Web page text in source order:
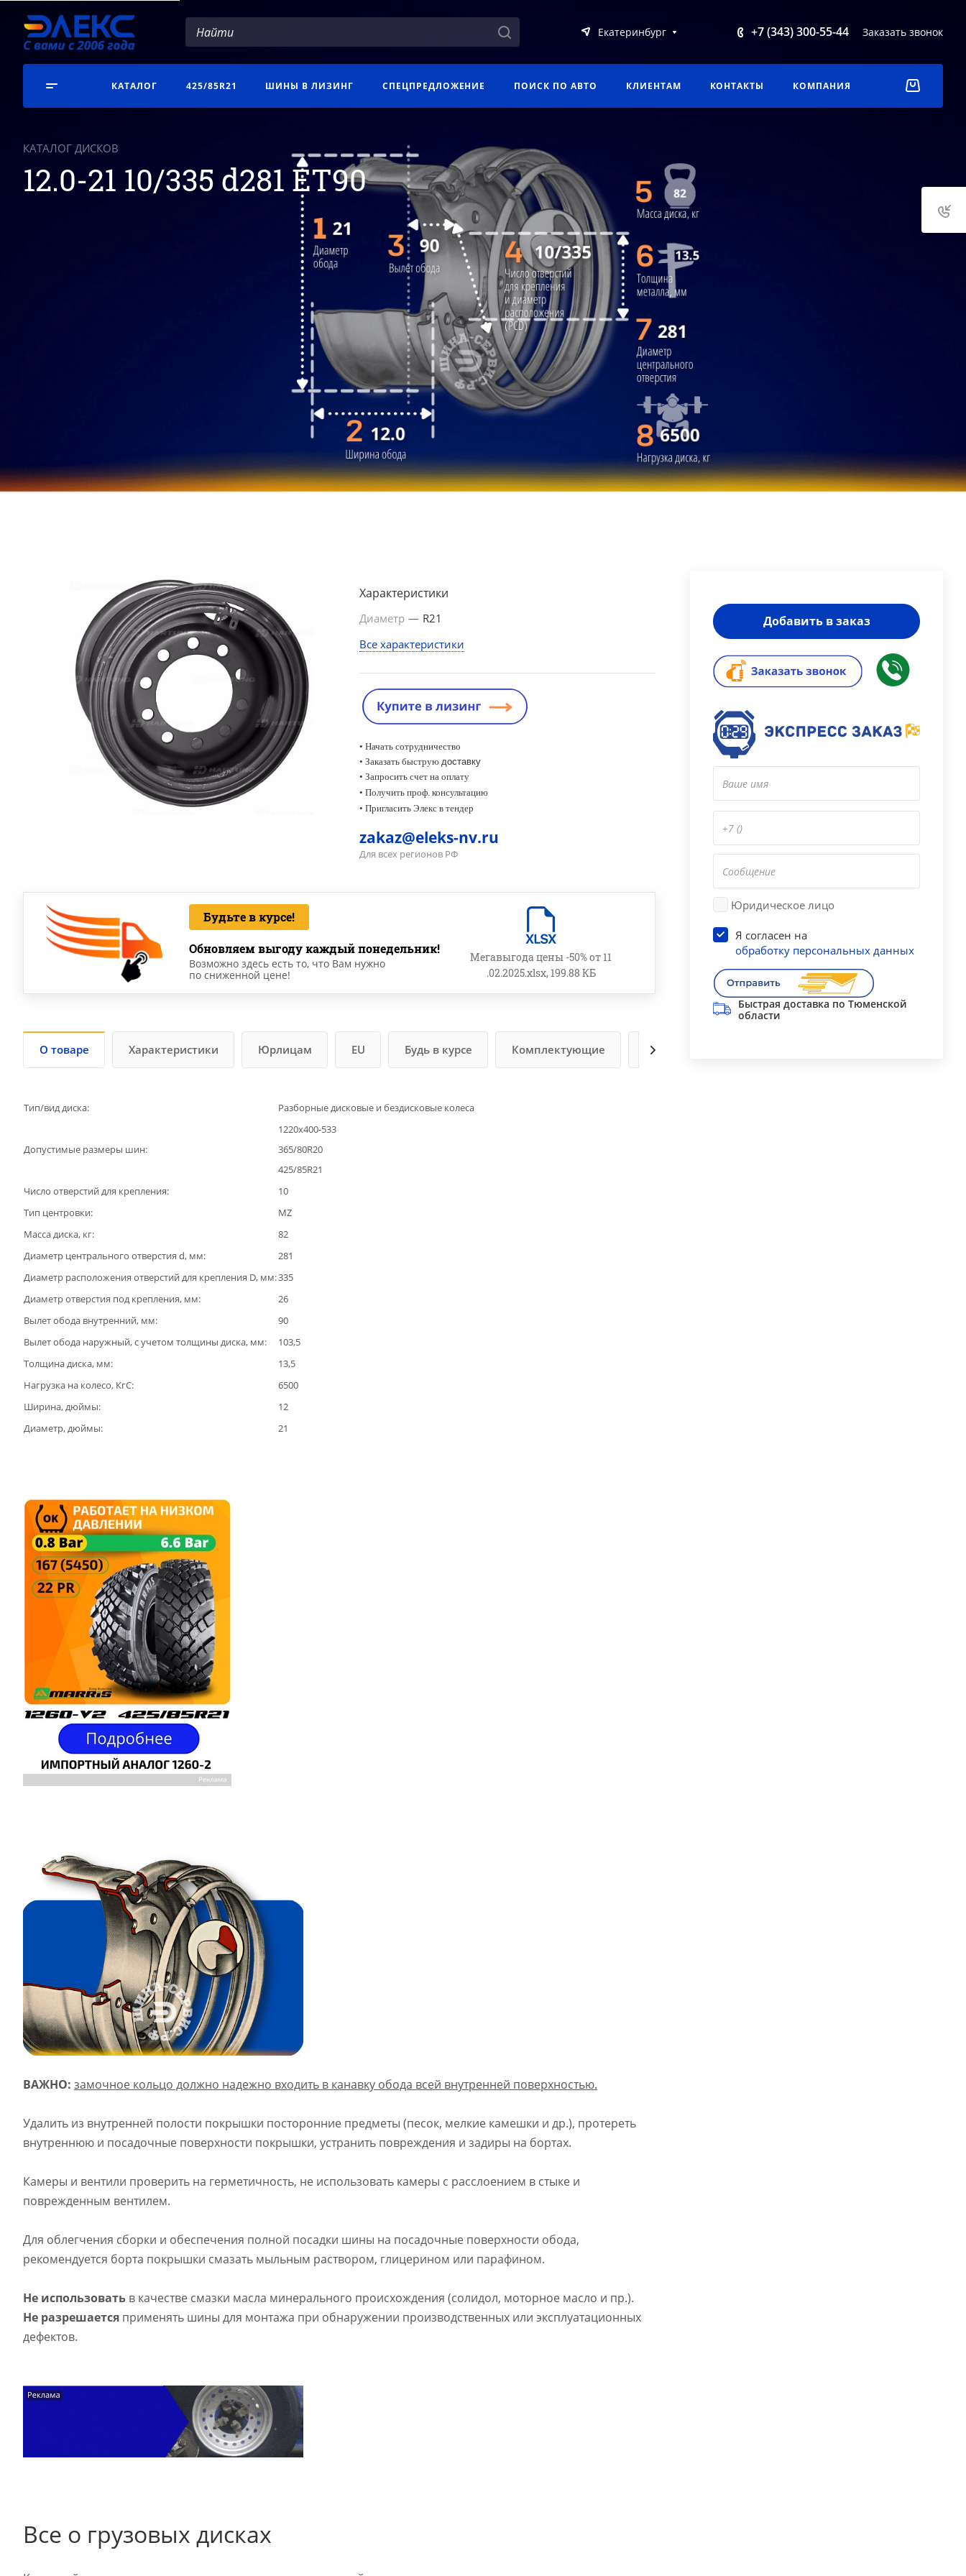
Екатеринбург +7 (343) 300-55-44 Заказать звонок
КАТАЛОГ 425/85R21 ШИНЫ В ЛИЗИНГ СПЕЦПРЕДЛОЖЕНИЕ ПОИСК ПО АВТО КЛИЕНТАМ КОНТАКТЫ КОМПАНИЯ
КАТАЛОГ ДИСКОВ
12.0-21 10/335 d281 ET90
Добавить в заказ
Юридическое лицо
Я согласен на
обработку персональных данных
Быстрая доставка по Тюменской
области
Характеристики
Диаметр — R21
Все характеристики
• Начать сотрудничество
• Заказать быструю доставку
• Запросить счет на оплату
• Получить проф. консультацию
• Пригласить Элекс в тендер
zakaz@eleks-nv.ru
Для всех регионов РФ
Будьте в курсе!
Обновляем выгоду каждый понедельник!
Возможно здесь есть то, что Вам нужно
по сниженной цене!
Мегавыгода цены -50% от 11
.02.2025.xlsx, 199.88 КБ
О товаре Характеристики Юрлицам EU Будь в курсе Комплектующие Сопутствующие
Тип/вид диска: Разборные дисковые и бездисковые колеса
Допустимые размеры шин:
1220х400-533
365/80R20
425/85R21
Число отверстий для крепления:
10
Тип центровки:
MZ
Масса диска, кг:
82
Диаметр центрального отверстия d, мм:
281
Диаметр расположения отверстий для крепления D, мм:335
Диаметр отверстия под крепления, мм:
26
Вылет обода внутренний, мм:
90
Вылет обода наружный, с учетом толщины диска, мм:
103,5
Толщина диска, мм:
13,5
Нагрузка на колесо, КгС:
6500
Ширина, дюймы:
12
Диаметр, дюймы:
21
ВАЖНО: замочное кольцо должно надежно входить в канавку обода всей внутренней поверхностью.
Удалить из внутренней полости покрышки посторонние предметы (песок, мелкие камешки и др.), протереть
внутреннюю и посадочные поверхности покрышки, устранить повреждения и задиры на бортах.
Камеры и вентили проверить на герметичность, не использовать камеры с расслоением в стыке и
поврежденным вентилем.
Для облегчения сборки и обеспечения полной посадки шины на посадочные поверхности обода,
рекомендуется борта покрышки смазать мыльным раствором, глицерином или парафином.
Не использовать в качестве смазки масла минерального происхождения (солидол, моторное масло и пр.).
Не разрешается применять шины для монтажа при обнаружении производственных или эксплуатационных
дефектов.
Все о грузовых дисках